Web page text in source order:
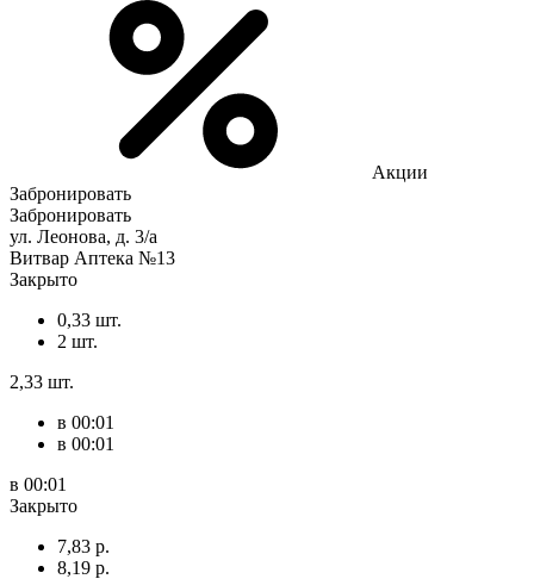
Акции
Забронировать
Забронировать
ул. Леонова, д. 3/a
Витвар Аптека №13
Закрыто
0,33 шт.
2 шт.
2,33 шт.
в 00:01
в 00:01
в 00:01
Закрыто
7,83 р.
8,19 р.